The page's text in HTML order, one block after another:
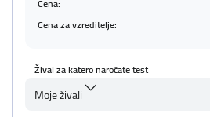
Cena za vzreditelje:
Žival za katero naročate test
Moje živali